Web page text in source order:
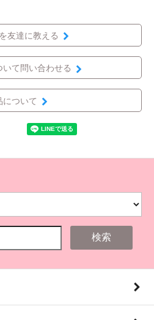
友達に教える
いて問い合わせる
について
検索